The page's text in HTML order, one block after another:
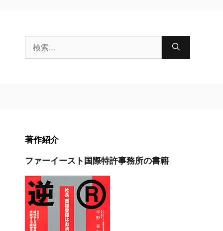
索:
著作紹介
ファーイースト国際特許事務所の書籍